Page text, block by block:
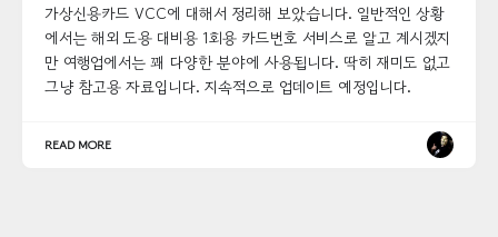
가상신용카드 VCC에 대해서 정리해 보았습니다. 일반적인 상황
에서는 해외 도용 대비용 1회용 카드번호 서비스로 알고 계시겠지
만 여행업에서는 꽤 다양한 분야에 사용됩니다. 딱히 재미도 없고
그냥 참고용 자료입니다. 지속적으로 업데이트 예정입니다.
READ MORE